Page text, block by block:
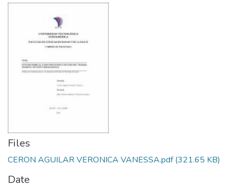
Files
CERON AGUILAR VERONICA VANESSA.pdf(321.65 KB)
Date